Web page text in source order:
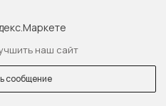
наш сайт
сообщение